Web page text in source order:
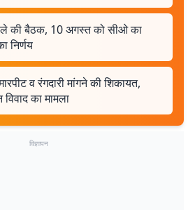
की बैठक, 10 अगस्त को सीओ का
निर्णय
व रंगदारी मांगने की शिकायत,
का मामला
विज्ञापन